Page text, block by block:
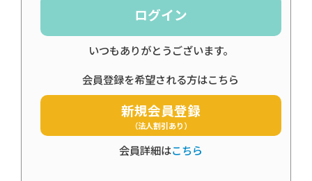
ログイン
いつもありがとうございます。
会員登録を希望される方はこちら
新規会員登録
（法人割引あり）
会員詳細はこちら